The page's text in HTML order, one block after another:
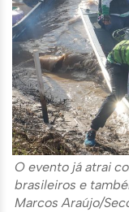
O evento já atrai
brasileiros e
Marcos Araújo/